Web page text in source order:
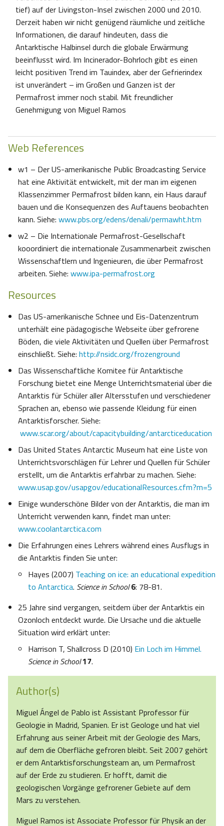
tief) auf der Livingston-Insel zwischen 2000 und 2010.
Derzeit haben wir nicht genügend räumliche und zeitliche
Informationen, die darauf hindeuten, dass die
Antarktische Halbinsel durch die globale Erwärmung
beeinflusst wird. Im Incinerador-Bohrloch gibt es einen
leicht positiven Trend im Tauindex, aber der Gefrierindex
ist unverändert – im Großen und Ganzen ist der
Permafrost immer noch stabil. Mit freundlicher
Genehmigung von Miguel Ramos
Web References
w1 – Der US-amerikanische Public Broadcasting Service
hat eine Aktivität entwickelt, mit der man im eigenen
Klassenzimmer Permafrost bilden kann, ein Haus darauf
bauen und die Konsequenzen des Auftauens beobachten
kann. Siehe: www.pbs.org/edens/denali/permawht.htm
w2 – Die Internationale Permafrost-Gesellschaft
kooordiniert die internationale Zusammenarbeit zwischen
Wissenschaftlern und Ingenieuren, die über Permafrost
arbeiten. Siehe: www.ipa-permafrost.org
Resources
Das US-amerikanische Schnee und Eis-Datenzentrum
unterhält eine pädagogische Webseite über gefrorene
Böden, die viele Aktivitäten und Quellen über Permafrost
einschließt. Siehe: http://nsidc.org/frozenground
Das Wissenschaftliche Komitee für Antarktische
Forschung bietet eine Menge Unterrichtsmaterial über die
Antarktis für Schüler aller Altersstufen und verschiedener
Sprachen an, ebenso wie passende Kleidung für einen
Antarktisforscher. Siehe:
www.scar.org/about/capacitybuilding/antarcticeducation
Das United States Antarctic Museum hat eine Liste von
Unterrichtsvorschlägen für Lehrer und Quellen für Schüler
erstellt, um die Antarktis erfahrbar zu machen. Siehe:
www.usap.gov/usapgov/educationalResources.cfm?m=5
Einige wunderschöne Bilder von der Antarktis, die man im
Unterricht verwenden kann, findet man unter:
www.coolantarctica.com
Die Erfahrungen eines Lehrers während eines Ausflugs in
die Antarktis finden Sie unter:
Hayes (2007) Teaching on ice: an educational expedition
to Antarctica. Science in School 6: 78-81.
25 Jahre sind vergangen, seitdem über der Antarktis ein
Ozonloch entdeckt wurde. Die Ursache und die aktuelle
Situation wird erklärt unter:
Harrison T, Shallcross D (2010) Ein Loch im Himmel.
Science in School17.
Author(s)
Miguel Ángel de Pablo ist Assistant Pprofessor für
Geologie in Madrid, Spanien. Er ist Geologe und hat viel
Erfahrung aus seiner Arbeit mit der Geologie des Mars,
auf dem die Oberfläche gefroren bleibt. Seit 2007 gehört
er dem Antarktisforschungsteam an, um Permafrost
auf der Erde zu studieren. Er hofft, damit die
geologischen Vorgänge gefrorener Gebiete auf dem
Mars zu verstehen.
Miguel Ramos ist Associate Professor für Physik an der